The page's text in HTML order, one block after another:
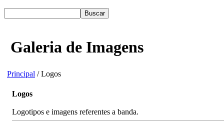
Galeria de Imagens
Principal / Logos
Logos
Logotipos e imagens referentes a banda.